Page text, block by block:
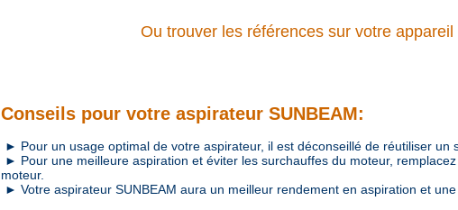
Ou trouver les références sur votre appareil
Conseils pour votre aspirateur SUNBEAM:
► Pour un usage optimal de votre aspirateur, il est déconseillé de réutiliser un
► Pour une meilleure aspiration et éviter les surchauffes du moteur,
moteur.
► Votre aspirateur SUNBEAM aura un meilleur rendement en aspiration et